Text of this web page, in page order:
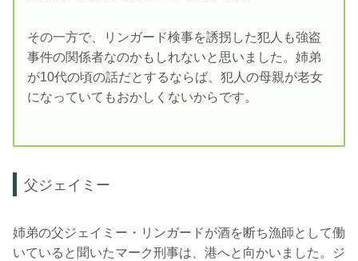
その一方で、リンガード検事を誘拐した犯人も強盗
事件の関係者なのかもしれないと思いました。姉弟
が10代の頃の話だとするならば、犯人の母親が老女
になっていてもおかしくないからです。
父ジェイミー
姉弟の父ジェイミー・リンガードが酒を断ち漁師として働
いていると聞いたマーク刑事は、港へと向かいました。ジ